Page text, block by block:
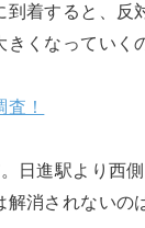
着すると、反
くなっていく
！
日進駅より西
消されないの